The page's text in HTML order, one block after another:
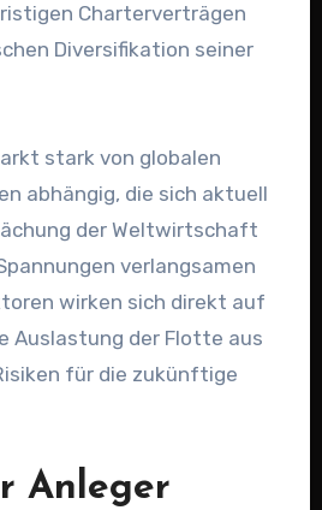
Charterverträgen
Diversifikation seiner
stark von globalen
abhängig, die sich aktuell
der Weltwirtschaft
verlangsamen
wirken sich direkt auf
Auslastung der Flotte aus
für die zukünftige
Anleger